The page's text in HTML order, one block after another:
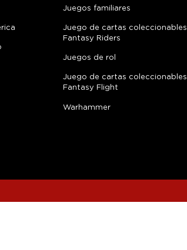
Juegos familiares
Juego de cartas coleccionables
Fantasy Riders
Juegos de rol
Juego de cartas coleccionables
Fantasy Flight
Warhammer